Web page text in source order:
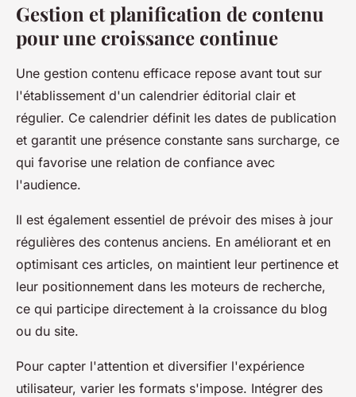
Gestion et planification de contenu
pour une croissance continue
Une gestion contenu efficace repose avant tout sur
l'établissement d'un calendrier éditorial clair et
régulier. Ce calendrier définit les dates de publication
et garantit une présence constante sans surcharge, ce
qui favorise une relation de confiance avec
l'audience.
Il est également essentiel de prévoir des mises à jour
régulières des contenus anciens. En améliorant et en
optimisant ces articles, on maintient leur pertinence et
leur positionnement dans les moteurs de recherche,
ce qui participe directement à la croissance du blog
ou du site.
Pour capter l'attention et diversifier l'expérience
utilisateur, varier les formats s'impose. Intégrer des